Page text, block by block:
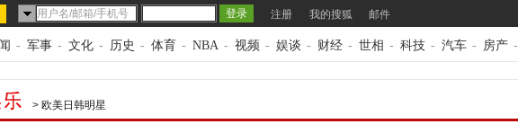
注册 我的搜狐 邮件
- 军事 - 文化 - 历史 - 体育 - NBA - 视频 - 娱谈 - 财经 - 世相 - 科技 - 汽车 - 房产 -
> 欧美日韩明星